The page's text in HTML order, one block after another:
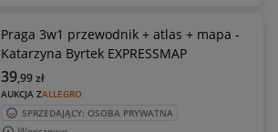
Praga 3w1 przewodnik + atlas + mapa -
Katarzyna Byrtek EXPRESSMAP
AUKCJA ZALLEGRO
39,99zł
SPRZEDAJĄCY: OSOBA PRYWATNA